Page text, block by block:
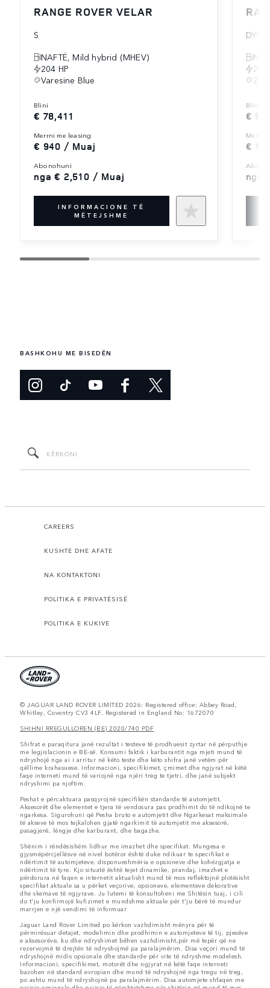
RANGE ROVER VELAR
S
NAFTË, Mild hybrid (MHEV)
204 HP
Varesine Blue
blini
€ 78,411
merrni me leasing
€ 940 / Muaj
abonohuni
nga € 2,510 / Muaj
INFORMACIONE TË
MËTEJSHME
204
blini
€
€
nga
BASHKOHU ME BISEDËN
CAREERS
KUSHTE DHE AFATE
NA KONTAKTONI
POLITIKA E PRIVATËSISË
POLITIKA E KUKIVE
© JAGUAR LAND ROVER LIMITED 2026: Registered office: Abbey Road,
Whitley, Coventry CV3 4LF. Registered in England No: 1672070
SHIHNI RREGULLOREN (BE) 2020/740 PDF
Shifrat e paraqitura janë rezultat i testeve të prodhuesit zyrtar në përputhje
me legjislacionin e BE-së. Konsumi faktik i karburantit nga mjeti mund të
ndryshojë nga ai i arritur në këto teste dhe këto shifra janë vetëm për
qëllime krahasuese. Informacioni, specifikimet, çmimet dhe ngjyrat në këtë
faqe interneti mund të variojnë nga njëri treg te tjetri, dhe janë subjekt
ndryshimi pa njoftim.
Peshat e përcaktuara pasqyrojnë specifikën standarde të automjetit.
Aksesorët dhe elementet e tjera të vendosura pas prodhimit do të ndikojnë te
ngarkesa. Sigurohuni që Pesha bruto e automjetit dhe Ngarkesat maksimale
të akseve të mos tejkalohen gjatë ngarkimit të automjetit me aksesorë,
pasagjerë, lëngje dhe karburant, dhe bagazhe.
Shënim i rëndësishëm lidhur me imazhet dhe specifikat. Mungesa e
gjysmëpërcjellësve në nivel botëror është duke ndikuar te specifikat e
ndërtimit të automjeteve, disponueshmëria e opsioneve dhe kohëzgjatja e
ndërtimit të tyre. Kjo situatë është tejet dinamike, prandaj, imazhet e
përdorura në faqen e internetit aktualisht mund të mos reflektojnë plotësisht
specifikat aktuale sa u përket veçorive, opsioneve, elementeve dekorative
dhe skemave të ngjyrave. Ju lutemi të konsultoheni me Shitësin tuaj, i cili
do t'ju konfirmojë kufizimet e mundshme aktuale për t'ju bërë të mundur
marrjen e një vendimi të informuar
Jaguar Land Rover Limited po kërkon vazhdimisht mënyra për të
përmirësuar detajet, modelimin dhe prodhimin e automjeteve të tij, pjesëve
e aksesorëve, ku dhe ndryshimet bëhen vazhdimisht,për më tepër që ne
rezervojmë të drejtën të ndryshojmë pa paralajmërim. Disa veçori mund të
ndryshojnë midis opsionale dhe standarde për vite të ndryshme modelesh.
Informacioni, specifikimet, motorët dhe ngjyrat në këtë faqe interneti
bazohen në standard evropian dhe mund të ndryshojnë nga tregu në treg,
po ashtu mund të ndryshojnë pa paralajmërim. Disa automjete shfaqen me